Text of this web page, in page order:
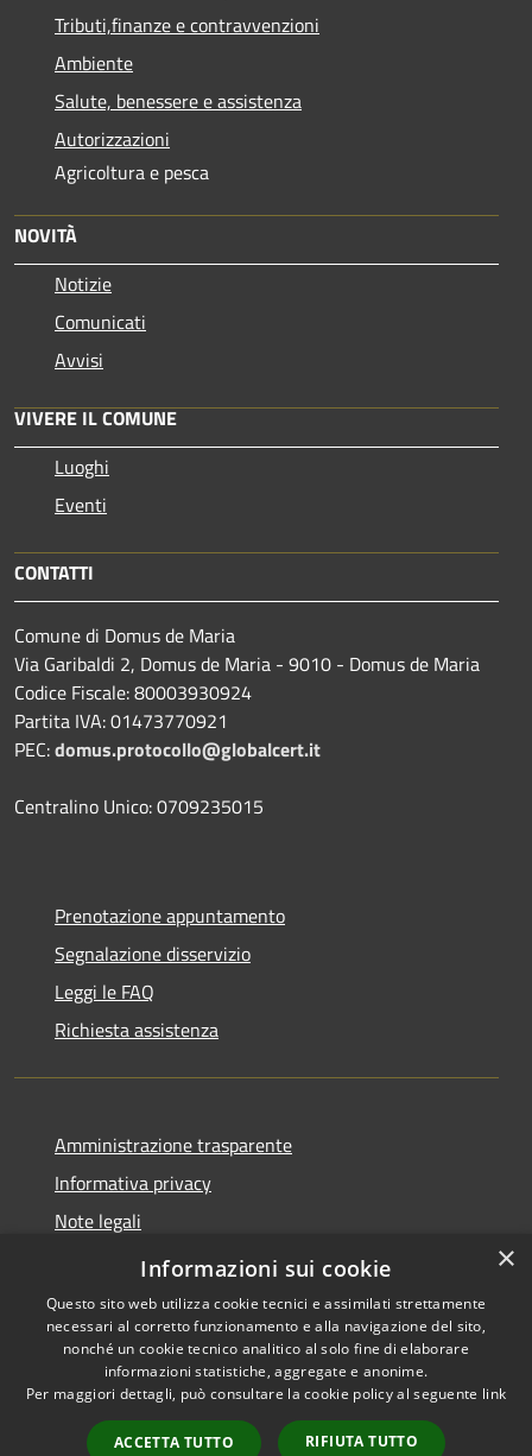
Tributi,finanze e contravvenzioni
Ambiente
Salute, benessere e assistenza
Autorizzazioni
Agricoltura e pesca
NOVITÀ
Notizie
Comunicati
Avvisi
VIVERE IL COMUNE
Luoghi
Eventi
CONTATTI
Comune di Domus de Maria
Via Garibaldi 2, Domus de Maria - 9010 - Domus de Maria
Codice Fiscale: 80003930924
Partita IVA: 01473770921
PEC:domus.protocollo@globalcert.it
Centralino Unico: 0709235015
Prenotazione appuntamento
Segnalazione disservizio
Leggi le FAQ
Richiesta assistenza
Amministrazione trasparente
Informativa privacy
Note legali
Dichiarazione di accessibilità
Accessibilità
Copyright © 2026 • Comune di
Domus de Maria • Powered by
Municipium•
Accesso
×
Informazioni sui cookie
Questo sito web utilizza cookie tecnici e assimilati strettamente
necessari al corretto funzionamento e alla navigazione del sito,
nonché un cookie tecnico analitico al solo fine di elaborare
informazioni statistiche, aggregate e anonime.
Per maggiori dettagli, può consultare la cookie policy al seguente link
ACCETTA TUTTO RIFIUTA TUTTO